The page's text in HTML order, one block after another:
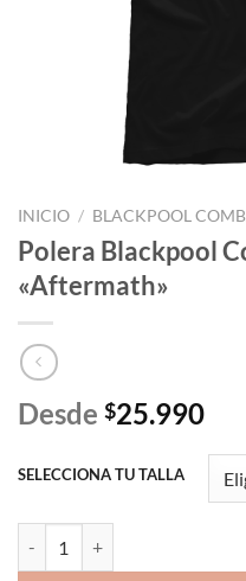
INICIO / BLACKPOOL
Polera Blackpool
«Aftermath»
Desde $25.990
SELECCIONA TU TALLA